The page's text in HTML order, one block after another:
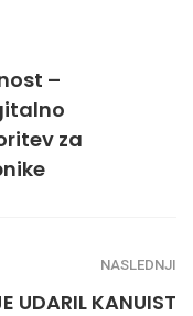
–
za
NASLEDNJI
UDARIL KANUIST